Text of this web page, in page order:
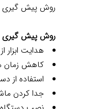
روش پیش گیری
روش پیش گیری
هدایت ابزار
کاهش زمان
استفاده از
جدا کردن